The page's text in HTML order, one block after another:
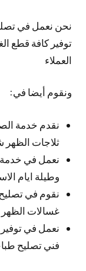
نحن نعمل في
توفير كافة قطع
العملاء
ونقوم أيضا في:
نقدم خدمة
ثلاجات
نعمل في خدمة
وطيلة ايام
نقوم في
غسالات الظهر
نعمل في توفير
فني تصليح